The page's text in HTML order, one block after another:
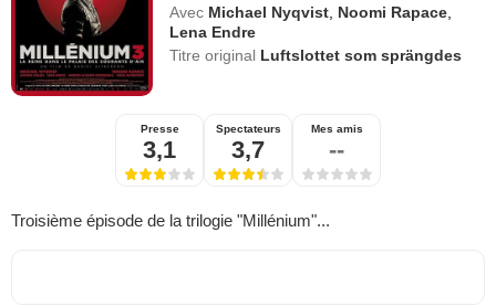
Avec Michael Nyqvist, Noomi Rapace,
Lena Endre
Titre original Luftslottet som sprängdes
Presse
3,1
Spectateurs
3,7
Mes amis
--
Troisième épisode de la trilogie "Millénium"...